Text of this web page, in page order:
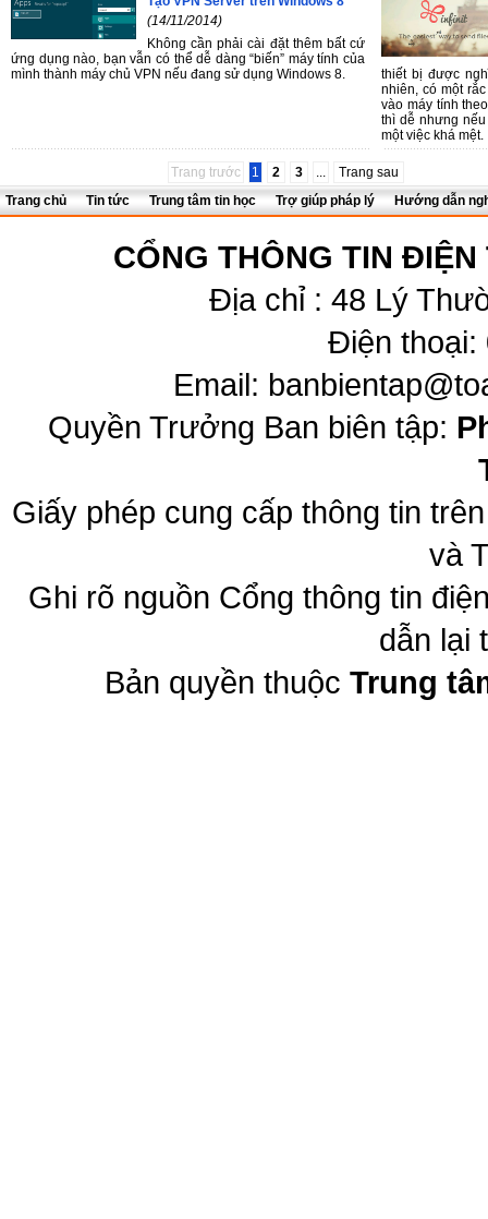
(14/11/2014)
Không cần phải cài đặt thêm bất cứ
ứng dụng nào, bạn vẫn có thể dễ dàng “biến” máy tính của
mình thành máy chủ VPN nếu đang sử dụng Windows 8.
thiết bị được
nhiên, có một
vào máy tính
thì dễ nhưng
một việc khá mệt.
Trang trước 1 2 3 ...
Trang sau
Trang chủ
Tin tức Trung tâm tin học Trợ giúp pháp lý Hướng dẫn
CỔNG THÔNG TIN
Địa chỉ : 48 Lý
Điện thoại:
Email:
Quyền Trưởng Ban biên tập:
Giấy phép cung cấp thông tin
và
Ghi rõ nguồn Cổng thông tin
dẫn lại
Bản quyền thuộc Trung